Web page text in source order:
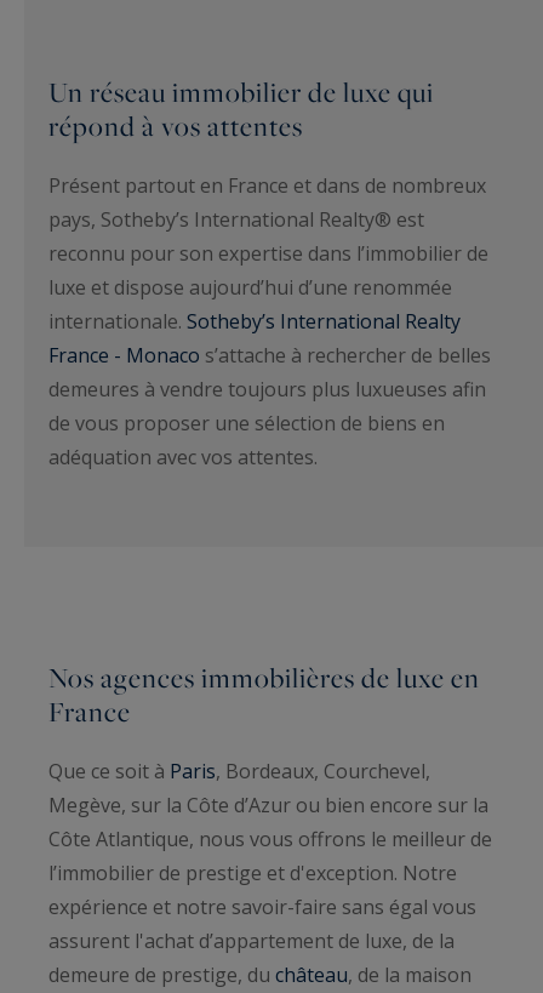
Un réseau immobilier de luxe qui
répond à vos attentes
Présent partout en France et dans de nombreux
pays, Sotheby’s International Realty® est
reconnu pour son expertise dans l’immobilier de
luxe et dispose aujourd’hui d’une renommée
internationale. Sotheby’s International Realty
France - Monaco s’attache à rechercher de belles
demeures à vendre toujours plus luxueuses afin
de vous proposer une sélection de biens en
adéquation avec vos attentes.
Nos agences immobilières de luxe en
France
Que ce soit à Paris, Bordeaux, Courchevel,
Megève, sur la Côte d’Azur ou bien encore sur la
Côte Atlantique, nous vous offrons le meilleur de
l’immobilier de prestige et d'exception. Notre
expérience et notre savoir-faire sans égal vous
assurent l'achat d’appartement de luxe, de la
demeure de prestige, du château, de la maison